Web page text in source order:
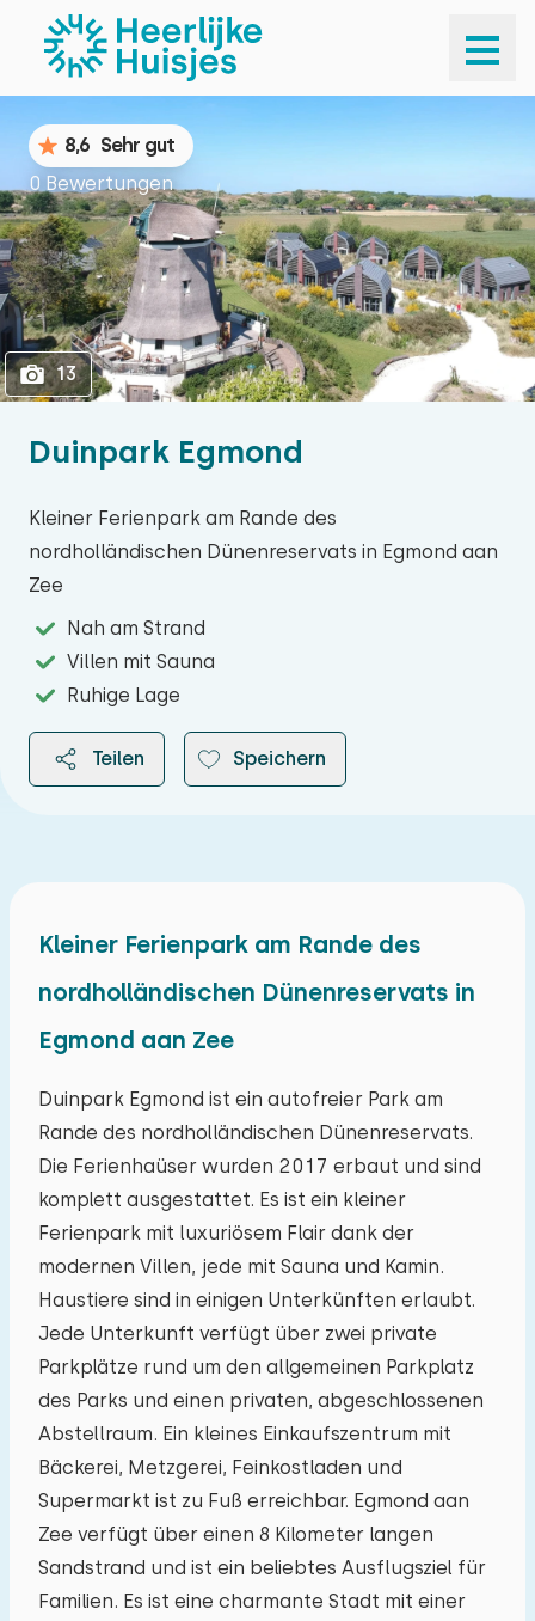
1
Duinpark Egmond
Kleiner Ferienpark am Rande des
nordholländischen Dünenreservats in Egmond aan
Zee
Nah am Strand
Villen mit Sauna
Ruhige Lage
Teilen Speichern
8,6 Sehr gut
0 Bewertungen
13
Kleiner Ferienpark am Rande des
nordholländischen Dünenreservats in
Egmond aan Zee
Duinpark Egmond ist ein autofreier Park am
Rande des nordholländischen Dünenreservats.
Die Ferienhaüser wurden 2017 erbaut und sind
komplett ausgestattet. Es ist ein kleiner
Ferienpark mit luxuriösem Flair dank der
modernen Villen, jede mit Sauna und Kamin.
Haustiere sind in einigen Unterkünften erlaubt.
Jede Unterkunft verfügt über zwei private
Parkplätze rund um den allgemeinen Parkplatz
des Parks und einen privaten, abgeschlossenen
Abstellraum. Ein kleines Einkaufszentrum mit
Bäckerei, Metzgerei, Feinkostladen und
Supermarkt ist zu Fuß erreichbar. Egmond aan
Zee verfügt über einen 8 Kilometer langen
Sandstrand und ist ein beliebtes Ausflugsziel für
Familien. Es ist eine charmante Stadt mit einer
August 2026
Mo Di Mi
27 28 29 30 31 01
03 04 05 06 07 08 09
10 11 12 13 14 15
17 18 19 20 21 22 23
24 25 26 27 28 29 30
31 01 02 03 04 05 06